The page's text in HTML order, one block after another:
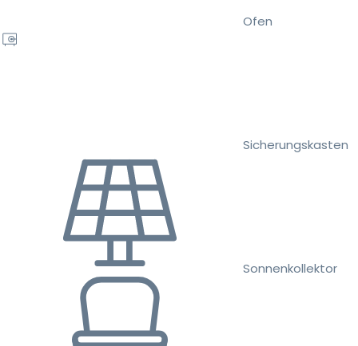
Ofen
Sicherungskasten
Sonnenkollektor